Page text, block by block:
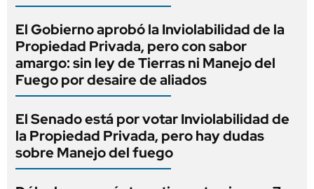
El Gobierno aprobó la Inviolabilidad de la
Propiedad Privada, pero con sabor
amargo: sin ley de Tierras ni Manejo del
Fuego por desaire de aliados
El Senado está por votar Inviolabilidad de
la Propiedad Privada, pero hay dudas
sobre Manejo del fuego